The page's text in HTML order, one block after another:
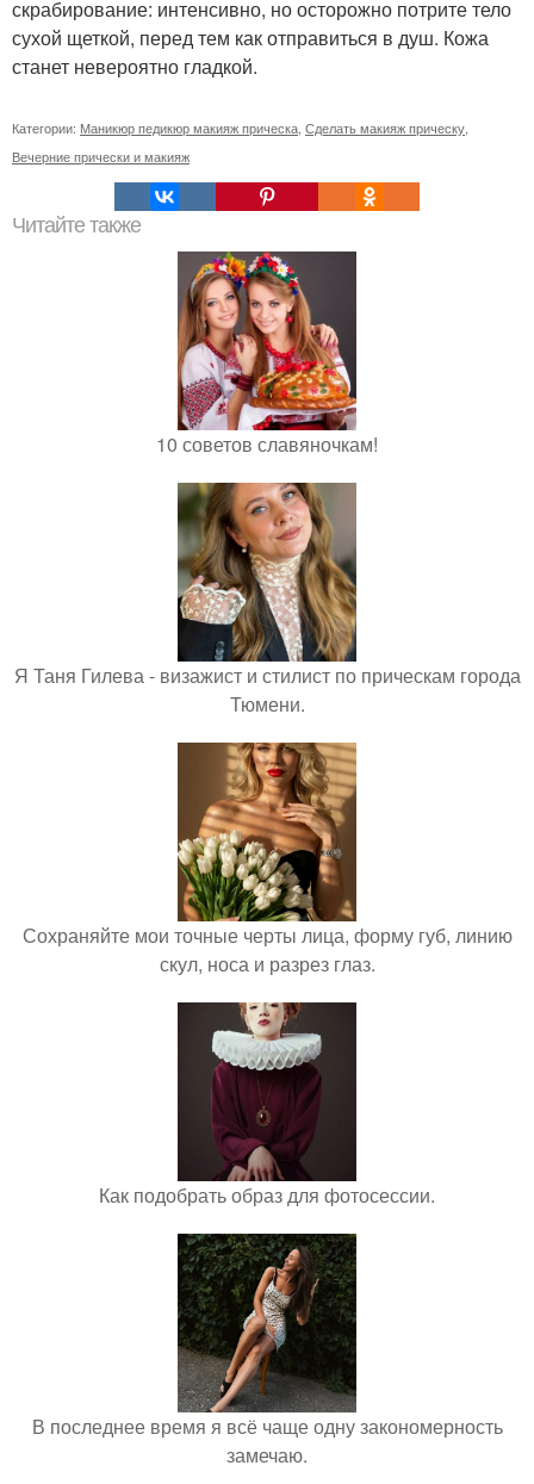
скрабирование: интенсивно, но осторожно потрите тело
сухой щеткой, перед тем как отправиться в душ. Кожа
станет невероятно гладкой.
Категории: Маникюр педикюр макияж прическа Сделать макияж прическу
Вечерние прически и макияж
Читайте также
10 советов славяночкам!
Я Таня Гилева - визажист и стилист по прическам города
Тюмени.
Сохраняйте мои точные черты лица, форму губ, линию
скул, носа и разрез глаз.
Как подобрать образ для фотосессии.
В последнее время я всё чаще одну закономерность
замечаю.